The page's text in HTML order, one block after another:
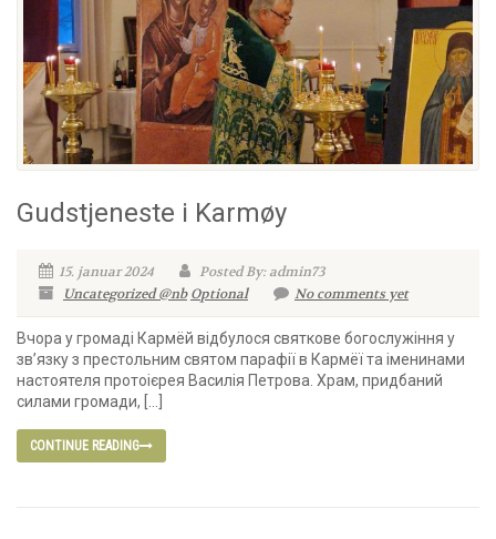
Gudstjeneste i Karmøy
15. januar 2024
Posted By: admin73
Uncategorized @nb Optional No comments yet
Вчора у громаді Кармёй відбулося святкове богослужіння у
зв’язку з престольним святом парафії в Кармёї та іменинами
настоятеля протоієрея Василія Петрова. Храм, придбаний
силами громади, […]
CONTINUE READING